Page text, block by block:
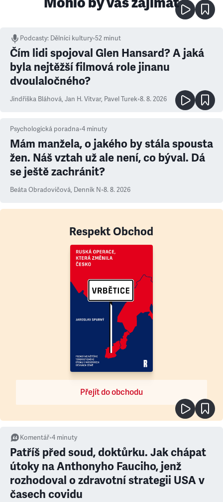
Podcasty: Dělníci kultury•52 minut
Čím lidi spojoval Glen Hansard? A jaká
byla nejtěžší filmová role jinanu
dvoulaločného?
Jindřiška Bláhová, Jan H. Vitvar, Pavel Turek•8. 8. 2026
Psychologická poradna•4 minuty
Mám manžela, o jakého by stála spousta
žen. Náš vztah už ale není, co býval. Dá
se ještě zachránit?
Beáta Obradovičová, Denník N•8. 8. 2026
Respekt Obchod
Přejít do obchodu
Komentář•4 minuty
Patříš před soud, doktůrku. Jak chápat
útoky na Anthonyho Fauciho, jenž
rozhodoval o zdravotní strategii USA v
časech covidu